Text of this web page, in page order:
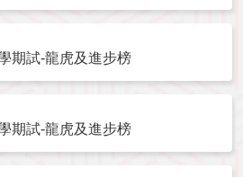
期試-龍虎及進步榜
期試-龍虎及進步榜